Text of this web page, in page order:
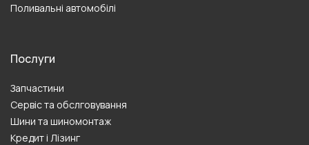
Поливальні автомобілі
Послуги
Запчастини
Сервіс та обслговування
Шини та шиномонтаж
Кредит і Лізинг